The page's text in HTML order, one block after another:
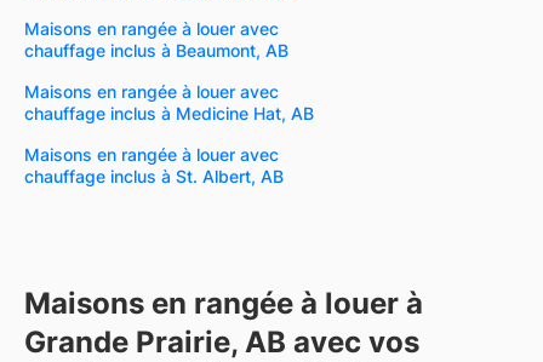
Maisons en rangée à louer avec
chauffage inclus à Beaumont, AB
Maisons en rangée à louer avec
chauffage inclus à Medicine Hat, AB
Maisons en rangée à louer avec
chauffage inclus à St. Albert, AB
Maisons en rangée à louer à
Grande Prairie, AB avec vos